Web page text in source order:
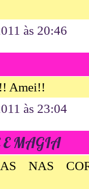
às 20:46
Amei!!
às 23:04
E MAGIA
NAS